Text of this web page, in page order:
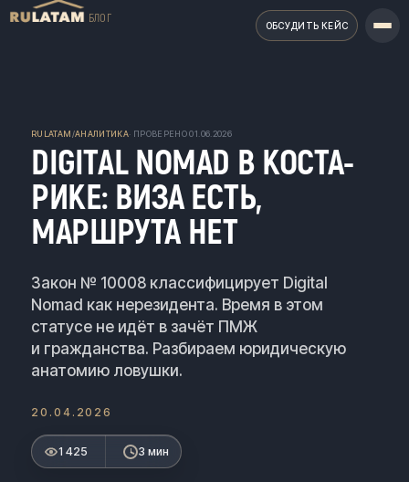
БЛОГ ОБСУДИТЬ КЕЙС
RULATAM/АНАЛИТИКА· ПРОВЕРЕНО01.06.2026
DIGITAL NOMAD В КОСТА-
РИКЕ: ВИЗА ЕСТЬ,
МАРШРУТА НЕТ
Закон № 10008 классифицирует Digital
Nomad как нерезидента. Время в этом
статусе не идёт в зачёт ПМЖ
и гражданства. Разбираем юридическую
анатомию ловушки.
20.04.2026
1 425 3 мин